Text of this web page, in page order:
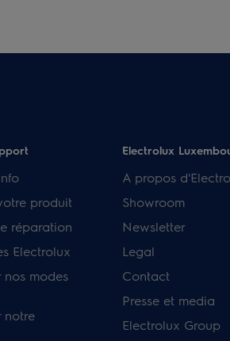
produit
réparation
Electrolux
nos modes
notre
Electrolux
A propos
Showroom
Newsletter
Legal
Contact
Presse et media
Electrolux Group